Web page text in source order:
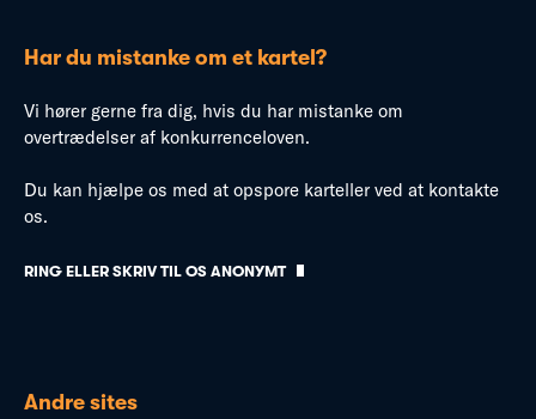
Har du mistanke om et kartel?
Vi hører gerne fra dig, hvis du har mistanke om
overtrædelser af konkurrenceloven.
Du kan hjælpe os med at opspore karteller ved at kontakte
os.
RING ELLER SKRIV TIL OS ANONYMT
Andre sites